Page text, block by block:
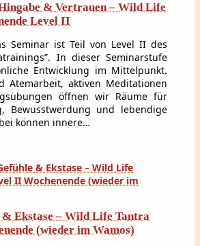
& Vertrauen – Wild Life
Level II
Seminar ist Teil von Level II des
In dieser Seminarstufe
Entwicklung im Mittelpunkt.
Atemarbeit, aktiven Meditationen
öffnen wir Räume für
Bewusstwerdung und lebendige
können innere…
& Ekstase – Wild Life Tantra
(wieder im Wamos)